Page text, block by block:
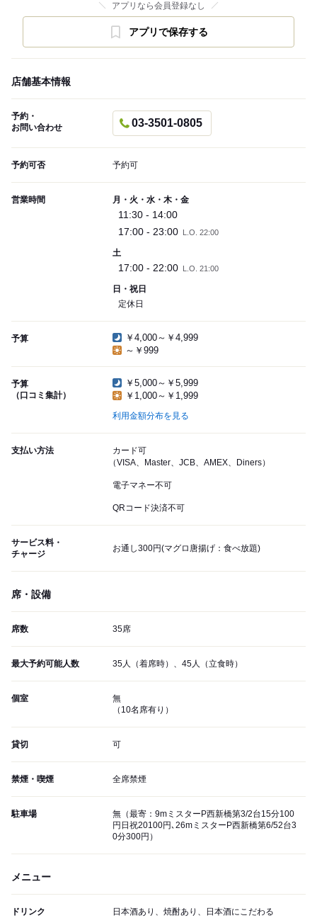
アプリなら会員登録なし
アプリで保存する
店舗基本情報
予約・
お問い合わせ
03-3501-0805
予約可否 予約可
営業時間 月・火・水・木・金
11:30 - 14:00
17:00 - 23:00
L.O. 22:00
土
17:00 - 22:00 L.O. 21:00
日・祝日
定休日
予算
￥4,000～￥4,999
～￥999
予算
（口コミ集計）
￥5,000～￥5,999
￥1,000～￥1,999
利用金額分布を見る
支払い方法
カード可
（VISA、Master、JCB、AMEX、Diners）
電子マネー不可
QRコード決済不可
サービス料・
チャージ
お通し300円(マグロ唐揚げ：食べ放題)
席・設備
席数 35席
最大予約可能人数 35人（着席時）、45人（立食時）
個室
無
（10名席有り）
貸切 可
禁煙・喫煙 全席禁煙
駐車場
無（最寄：9mミスターP西新橋第3/2台15分100
円日祝20100円､26mミスターP西新橋第6/52台3
0分300円）
メニュー
ドリンク 日本酒あり、焼酎あり、日本酒にこだわる